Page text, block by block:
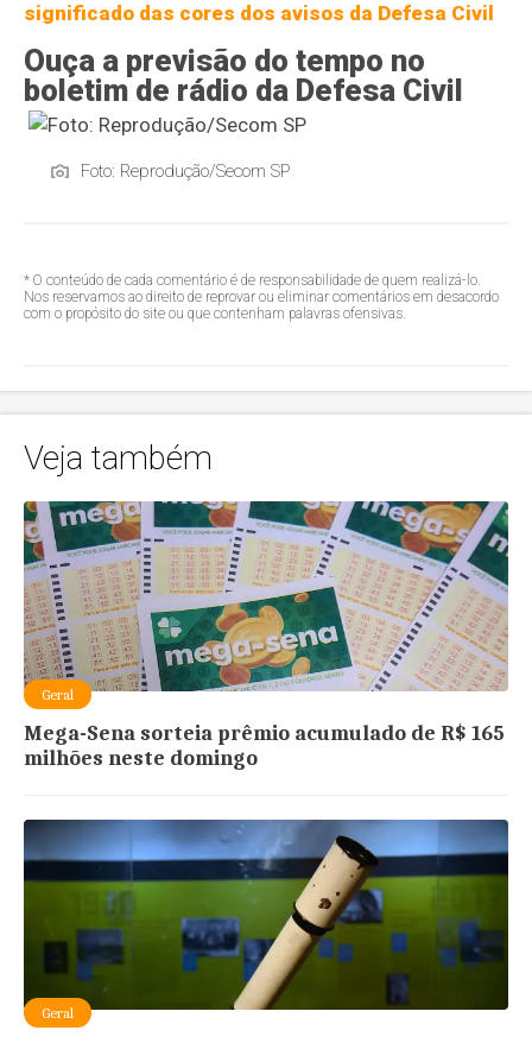
significado das cores dos avisos da Defesa Civil
Ouça a previsão do tempo no
boletim de rádio da Defesa Civil
Foto: Reprodução/Secom SP
* O conteúdo de cada comentário é de responsabilidade de quem realizá-lo.
Nos reservamos ao direito de reprovar ou eliminar comentários em desacordo
com o propósito do site ou que contenham palavras ofensivas.
Veja também
Geral
Mega-Sena sorteia prêmio acumulado de R$ 165
milhões neste domingo
Geral